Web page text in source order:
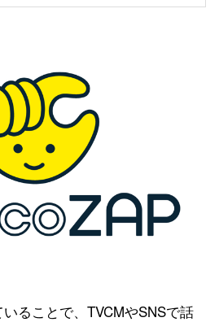
ることで、TVCMやSNSで話